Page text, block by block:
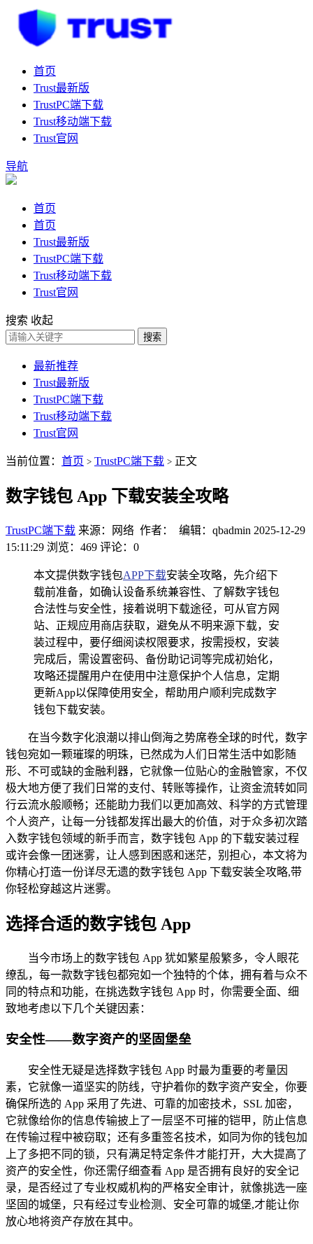
首页
Trust最新版
TrustPC端下载
Trust移动端下载
Trust官网
导航
首页
首页
Trust最新版
TrustPC端下载
Trust移动端下载
Trust官网
搜索 收起
搜索
最新推荐
Trust最新版
TrustPC端下载
Trust移动端下载
Trust官网
当前位置： 首页 > TrustPC端下载 > 正文
数字钱包 App 下载安装全攻略
TrustPC端下载 来源：网络 作者： 编辑：qbadmin 2025-12-29
15:11:29 浏览：469 评论：0
本文提供数字钱包APP下载安装全攻略，先介绍下
载前准备，如确认设备系统兼容性、了解数字钱包
合法性与安全性，接着说明下载途径，可从官方网
站、正规应用商店获取，避免从不明来源下载，安
装过程中，要仔细阅读权限要求，按需授权，安装
完成后，需设置密码、备份助记词等完成初始化，
攻略还提醒用户在使用中注意保护个人信息，定期
更新App以保障使用安全，帮助用户顺利完成数字
钱包下载安装。
在当今数字化浪潮以排山倒海之势席卷全球的时代，数字
钱包宛如一颗璀璨的明珠，已然成为人们日常生活中如影随
形、不可或缺的金融利器，它就像一位贴心的金融管家，不仅
极大地方便了我们日常的支付、转账等操作，让资金流转如同
行云流水般顺畅；还能助力我们以更加高效、科学的方式管理
个人资产，让每一分钱都发挥出最大的价值，对于众多初次踏
入数字钱包领域的新手而言，数字钱包 App 的下载安装过程
或许会像一团迷雾，让人感到困惑和迷茫，别担心，本文将为
你精心打造一份详尽无遗的数字钱包 App 下载安装全攻略,带
你轻松穿越这片迷雾。
选择合适的数字钱包 App
当今市场上的数字钱包 App 犹如繁星般繁多，令人眼花
缭乱，每一款数字钱包都宛如一个独特的个体，拥有着与众不
同的特点和功能，在挑选数字钱包 App 时，你需要全面、细
致地考虑以下几个关键因素：
安全性——数字资产的坚固堡垒
安全性无疑是选择数字钱包 App 时最为重要的考量因
素，它就像一道坚实的防线，守护着你的数字资产安全，你要
确保所选的 App 采用了先进、可靠的加密技术，SSL 加密，
它就像给你的信息传输披上了一层坚不可摧的铠甲，防止信息
在传输过程中被窃取；还有多重签名技术，如同为你的钱包加
上了多把不同的锁，只有满足特定条件才能打开，大大提高了
资产的安全性，你还需仔细查看 App 是否拥有良好的安全记
录，是否经过了专业权威机构的严格安全审计，就像挑选一座
坚固的城堡，只有经过专业检测、安全可靠的城堡,才能让你
放心地将资产存放在其中。